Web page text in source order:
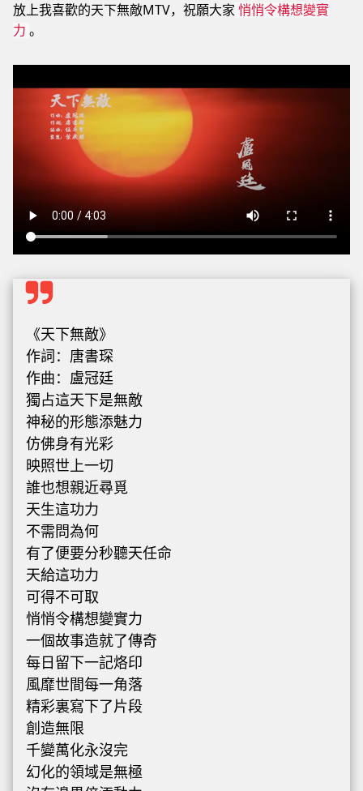
放上我喜歡的天下無敵MTV，祝願大家 悄悄令構想變實
力 。
《天下無敵》
作詞：唐書琛
作曲：盧冠廷
獨占這天下是無敵
神秘的形態添魅力
仿佛身有光彩
映照世上一切
誰也想親近尋覓
天生這功力
不需問為何
有了便要分秒聽天任命
天給這功力
可得不可取
悄悄令構想變實力
一個故事造就了傳奇
每日留下一記烙印
風靡世間每一角落
精彩裏寫下了片段
創造無限
千變萬化永沒完
幻化的領域是無極